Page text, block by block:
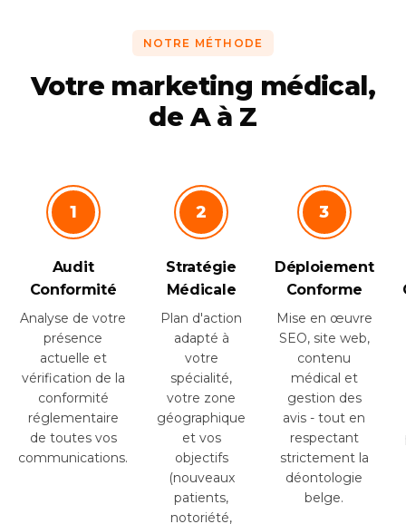
NOTRE MÉTHODE
Votre marketing médical,
de A à Z
1
Audit
Conformité
Analyse de votre
présence
actuelle et
vérification de la
conformité
réglementaire
de toutes vos
communications.
2
Stratégie
Médicale
Plan d'action
adapté à
votre
spécialité,
votre zone
géographique
et vos
objectifs
(nouveaux
patients,
notoriété,
3
Déploiement
Conforme
Mise en œuvre
SEO, site web,
contenu
médical et
gestion des
avis - tout en
respectant
strictement la
déontologie
belge.